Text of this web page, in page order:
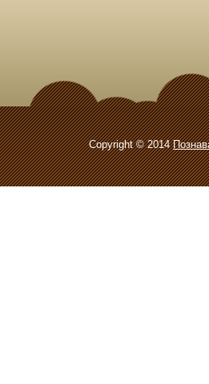
Copyright © 2014